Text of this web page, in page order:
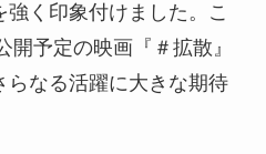
く印象付けました。こ
予定の映画『＃拡散』
らなる活躍に大きな期待